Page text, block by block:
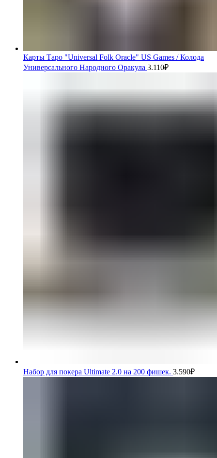
Карты Таро "Universal Folk Oracle" US Games / Колода
Универсального Народного Оракула 3.110₽
Набор для покера Ultimate 2.0 на 200 фишек. 3.590₽